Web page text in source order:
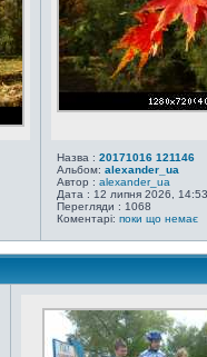
Назва : 20171016 121146
Альбом: alexander_ua
Автор : alexander_ua
Дата : 12 липня 2026, 14:53
Перегляди : 1068
Коментарі: поки що немає